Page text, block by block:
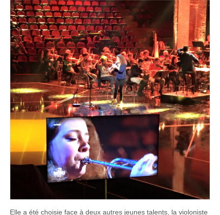
Elle a été choisie face à deux autres jeunes talents, la violoniste